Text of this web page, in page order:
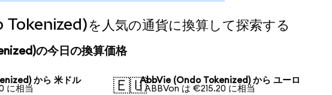
を人気の通貨に換算して探索する
の今日の換算価格
から 米ドル
に相当
🇪🇺AbbVie (Ondo Tokenized) から ユーロ
1 ABBVon は €215.20 に相当